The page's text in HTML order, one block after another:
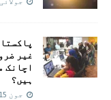
غیر
اچانک
ہیں؟
جون 15, 2022